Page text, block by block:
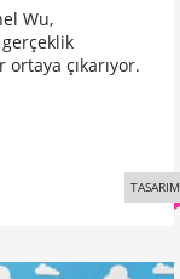
Wu,
çıkarıyor.
TASARIM